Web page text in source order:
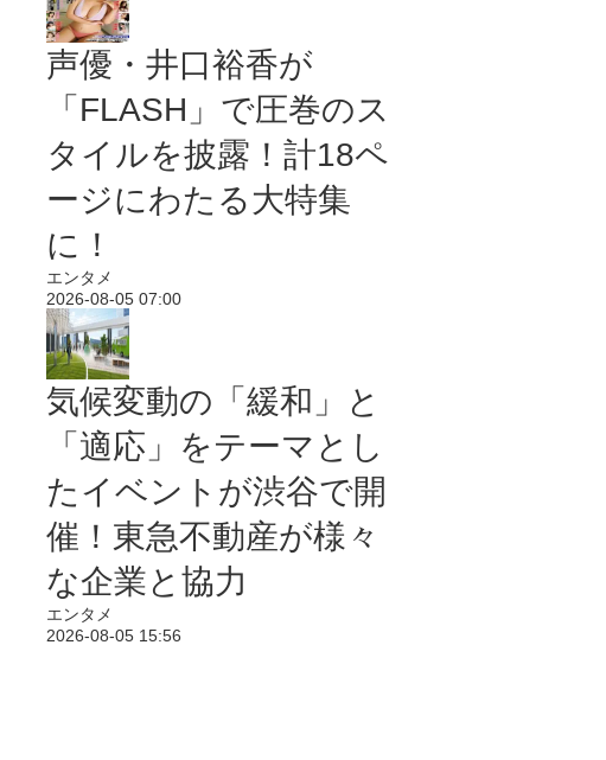
声優・井口裕香が
「FLASH」で圧巻のス
タイルを披露！計18ペ
ージにわたる大特集
に！
エンタメ
2026-08-05 07:00
気候変動の「緩和」と
「適応」をテーマとし
たイベントが渋谷で開
催！東急不動産が様々
な企業と協力
エンタメ
2026-08-05 15:56